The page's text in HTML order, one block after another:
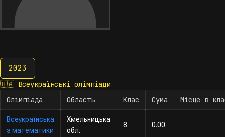
2023
2023
🇺🇦 Всеукраїнські олімпіади
Олімпіада
Область Клас Сума Місце в
Всеукраїнська
з математики
Хмельницька
обл.
8 0.00